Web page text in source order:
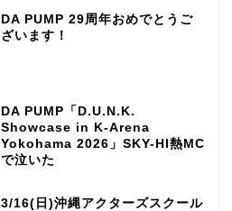
DA PUMP 29周年おめでとうご
ざいます！
DA PUMP「D.U.N.K.
Showcase in K-Arena
Yokohama 2026」SKY-HI熱MC
で泣いた
3/16(日)沖縄アクターズスクール